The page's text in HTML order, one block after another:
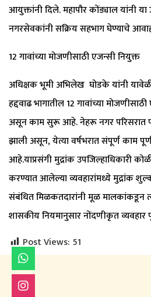
आयुक्तांनी दिले. महापौर कोंड्याल यांनी
नगरसेवकांनी सक्रिय सहभाग घेण्याचे
12 गावांच्या मोजणीसाठी एजन्सी नियुक्त
अधिक्षक भूमी अभिलेख घोडके यांनी
हद्दवाढ भागातील 12 गावांच्या
असून काम सुरू आहे. नेहरू नगर परिसरात
झाली असून, येत्या वर्षभरात संपूर्ण काम
आहे.याप्रसंगी मुद्रांक उपजिल्हाधिकारी
करण्यात आलेल्या व्यवहारांमध्ये मुद्रांक
संबंधित मिळकतदारांनी मूळ मालकांकडून
शासकीय नियमानुसार नोंदणीकृत व्यवहार
Post Views: 51